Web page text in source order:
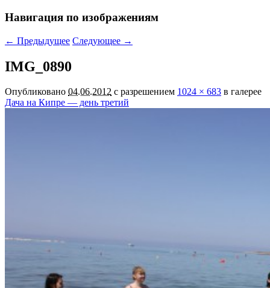
Навигация по изображениям
← Предыдущее Следующее →
IMG_0890
Опубликовано 04.06.2012 с разрешением 1024 × 683 в галерее
Дача на Кипре — день третий